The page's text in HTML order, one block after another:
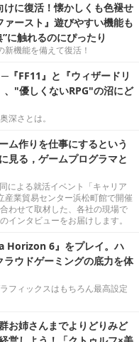
に復活！懐かしくも色褪せ
ースト』遊びやすい機能も
に触れるのにぴったり
機能を備えて復活！
『FF11』と『ウィザードリ
、"優しくないRPG"の沼にど
深さとは。
ム作りを仕事にするという
見る，ゲームプログラマと
による就活イベント「キャリア
産業貿易センター浜松町館で開催
わせて取材した、各社の現場で
インタビューをお届けします。
Horizon 6』をプレイ。ハ
ウドゲーミングの底力を体
フィックスはもちろん最高設定
お姉さんまでよりどりみど